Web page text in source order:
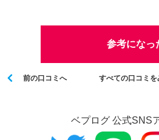
参考になっ
前の口コミへ すべての口コミを
ベプログ 公式SNS